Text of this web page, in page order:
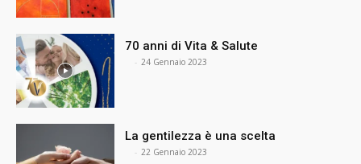
70 anni di Vita & Salute
- 24 Gennaio 2023
La gentilezza è una scelta
- 22 Gennaio 2023